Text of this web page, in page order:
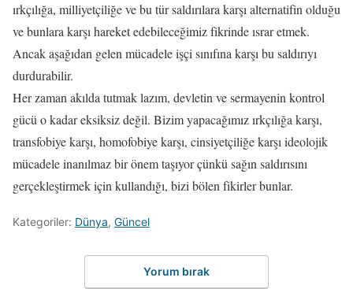
ırkçılığa, milliyetçiliğe ve bu tür saldırılara karşı alternatifin olduğu
ve bunlara karşı hareket edebileceğimiz fikrinde ısrar etmek.
Ancak aşağıdan gelen mücadele işçi sınıfına karşı bu saldırıyı
durdurabilir.
Her zaman akılda tutmak lazım, devletin ve sermayenin kontrol
gücü o kadar eksiksiz değil. Bizim yapacağımız ırkçılığa karşı,
transfobiye karşı, homofobiye karşı, cinsiyetçiliğe karşı ideolojik
mücadele inanılmaz bir önem taşıyor çünkü sağın saldırısını
gerçekleştirmek için kullandığı, bizi bölen fikirler bunlar.
Kategoriler: Dünya, Güncel
Yorum bırak